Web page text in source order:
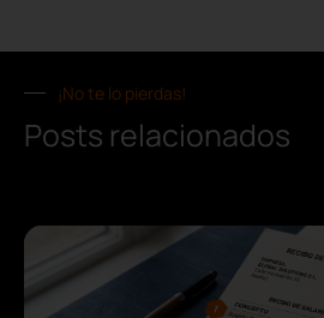
¡No te lo pierdas!
Posts relacionados